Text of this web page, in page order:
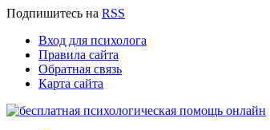
Подпишитесь на RSS
Вход для психолога
Правила сайта
Обратная связь
Карта сайта